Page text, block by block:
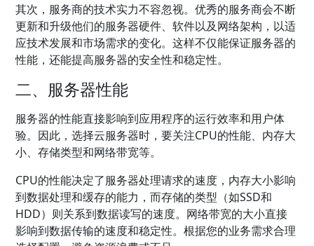
其次，服务商的技术实力不容忽视。优秀的服务商会不断
更新和升级他们的服务器硬件、软件以及网络架构，以适
应技术发展和市场需求的变化。这样不仅能保证服务器的
性能，还能提高服务器的安全性和稳定性。
二、服务器性能
服务器的性能直接影响到应用程序的运行效率和用户体
验。因此，选择云服务器时，要关注CPU的性能、内存大
小、存储类型和网络带宽等。
CPU的性能决定了服务器处理请求的速度，内存大小影响
到数据处理和缓存的能力，而存储的类型（如SSD和
HDD）则关系到数据读写的速度。网络带宽的大小直接
影响到数据传输的速度和稳定性。根据您的业务需求合理